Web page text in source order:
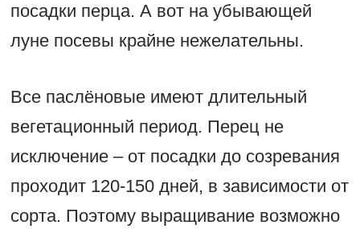
посадки перца. А вот на убывающей
луне посевы крайне нежелательны.
Все паслёновые имеют длительный
вегетационный период. Перец не
исключение – от посадки до созревания
проходит 120-150 дней, в зависимости от
сорта. Поэтому выращивание возможно